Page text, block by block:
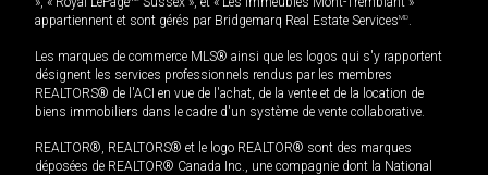
appartiennent et sont gérés par Bridgemarq Real Estate ServicesMD
Les marques de commerce MLS® ainsi que les logos qui s'y rapportent
désignent les services professionnels rendus par les membres
REALTORS® de l'ACI en vue de l'achat, de la vente et de la location de
biens immobiliers dans le cadre d'un système de vente collaborative.
REALTOR®, REALTORS® et le logo REALTOR® sont des marques
déposées de REALTOR® Canada Inc., une compagnie dont la National